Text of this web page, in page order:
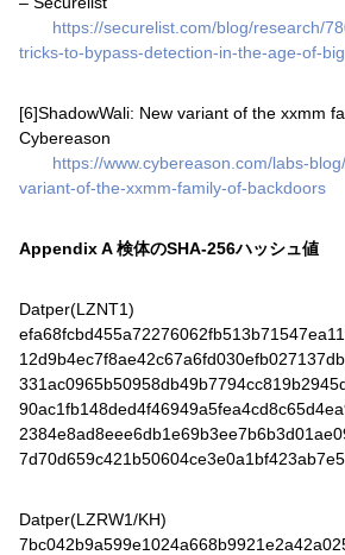
https://securelist.com/blog/research/
tricks-to-bypass-detection-in-the-age-of-
[6]ShadowWali: New variant of the xxmm
Cybereason
https://www.cybereason.com/labs-
variant-of-the-xxmm-family-of-backdoors
Appendix A 検体のSHA-256ハッシュ値
Datper(LZNT1)
Datper(LZRW1/KH)